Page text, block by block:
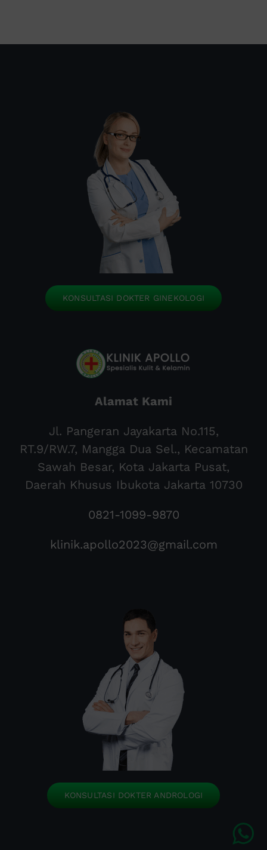
KONSULTASI DOKTER GINEKOLOGI
Alamat Kami
Jl. Pangeran Jayakarta No.115,
RT.9/RW.7, Mangga Dua Sel., Kecamatan
Sawah Besar, Kota Jakarta Pusat,
Daerah Khusus Ibukota Jakarta 10730
0821-1099-9870
klinik.apollo2023@gmail.com
KONSULTASI DOKTER ANDROLOGI